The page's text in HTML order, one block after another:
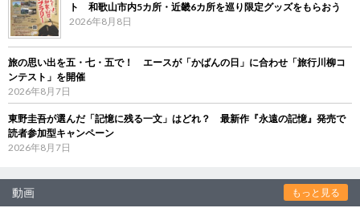
ト 和歌山市内5カ所・近畿6カ所を巡り限定グッズをもらおう
2026年8月8日
旅の思い出を五・七・五で！ エースが「かばんの日」に合わせ「旅行川柳コ
ンテスト」を開催
2026年8月7日
東野圭吾が選んだ「記憶に残る一文」はどれ？ 最新作『永遠の記憶』発売で
読者参加型キャンペーン
2026年8月7日
動画 もっと見る